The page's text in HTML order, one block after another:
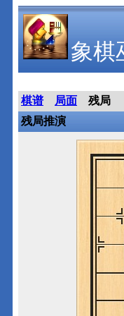
象棋
棋谱 局面
残局
残局推演